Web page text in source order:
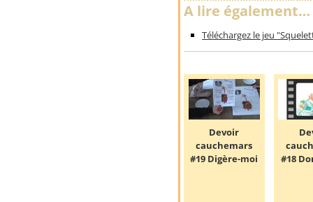
A lire également…
Téléchargez le jeu
Devoir
cauchemars
#19 Digère-moi
#18